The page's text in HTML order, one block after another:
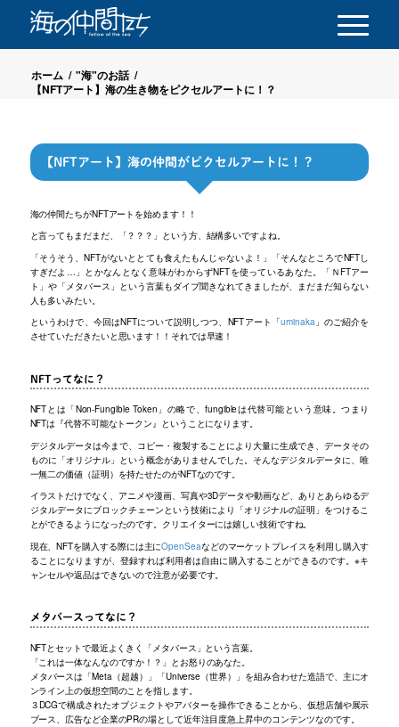
ホーム / "海"のお話 /
【NFTアート】海の生き物をピクセルアートに！？
【NFTアート】海の仲間がピクセルアートに！？
海の仲間たちがNFTアートを始めます！！
と言ってもまだまだ、「？？？」という方、結構多いですよね。
「そうそう、NFTがないととても食えたもんじゃないよ！」「そんなところでNFTし
すぎだよ…」とかなんとなく意味がわからずNFTを使っているあなた。「ＮFTアー
ト」や「メタバース」という言葉もダイブ聞きなれてきましたが、まだまだ知らない
人も多いみたい。
というわけで、今回はNFTについて説明しつつ、NFTアート「uminaka」のご紹介を
させていただきたいと思います！！それでは早速！
NFTってなに？
NFTとは「Non-Fungible Token」の略で、fungibleは代替可能という意味。つまり
NFTは『代替不可能なトークン』ということになります。
デジタルデータは今まで、コピー・複製することにより大量に生成でき、データその
ものに「オリジナル」という概念がありませんでした。そんなデジタルデータに、唯
一無二の価値（証明）を持たせたのがNFTなのです。
イラストだけでなく、アニメや漫画、写真や3Dデータや動画など、ありとあらゆるデ
ジタルデータにブロックチェーンという技術により「オリジナルの証明」をつけるこ
とができるようになったのです。クリエイターには嬉しい技術ですね。
現在、NFTを購入する際には主にOpenSeaなどのマーケットプレイスを利用し購入す
ることになりますが、登録すれば利用者は自由に購入することができるのです。※キ
ャンセルや返品はできないので注意が必要です。
メタバースってなに？
NFTとセットで最近よくきく「メタバース」という言葉。
「これは一体なんなのですか！？」とお怒りのあなた。
メタバースは「Meta（超越）」「Universe（世界）」を組み合わせた造語で、主にオ
ンライン上の仮想空間のことを指します。
３DCGで構成されたオブジェクトやアバターを操作できることから、仮想店舗や展示
ブース、広告など企業のPRの場として近年注目度急上昇中のコンテンツなのです。